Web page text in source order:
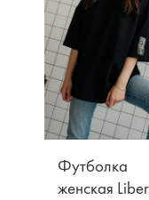
Футболка
женская